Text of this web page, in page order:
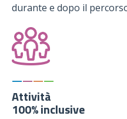
durante e dopo il
————
Attività
100% inclusive